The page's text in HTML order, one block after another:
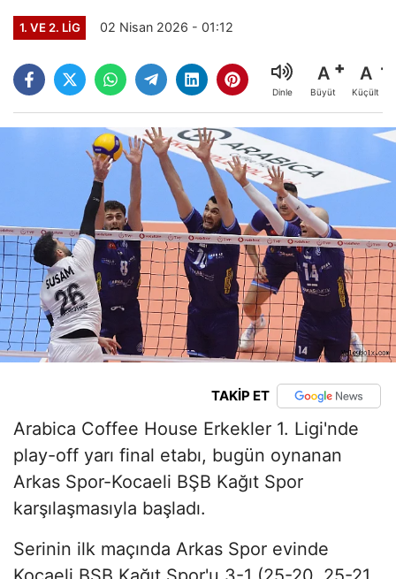
1. VE 2. LIG 02 Nisan 2026 - 01:12
Dinle
A
Büyüt
A
Küçült
TAKİP ET
Arabica Coffee House Erkekler 1. Ligi'nde
play-off yarı final etabı, bugün oynanan
Arkas Spor-Kocaeli BŞB Kağıt Spor
karşılaşmasıyla başladı.
Serinin ilk maçında Arkas Spor evinde